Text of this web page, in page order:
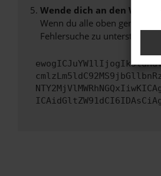
Wende dich an den
Wenn du alle oben
Fehlersuche zu unterstützen: